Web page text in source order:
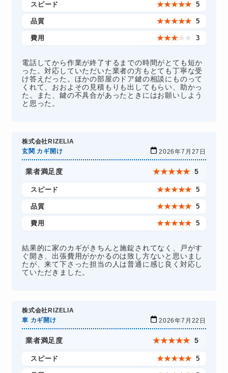
スピード ★★★★★ 5
品質 ★★★★★ 5
費用 ★★★ ★ ★ 3
電話してから作業が終了するまでの時間がとても短か
った。対応していただいた業者の方もとても丁寧な受
け答えだった。ほかの部屋のドア鍵の相談にものって
くれて、おおよその見積もりも出してもらい、助かっ
た。また、鍵の不具合があったときにはお願いしよう
と思った。
株式会社RIZELIA
玄関 カギ開け
2026年7月27日
業者満足度 ★★★★★ 5
スピード ★★★★★ 5
品質 ★★★★★ 5
費用 ★★★★★ 5
結果的に家のカギがきちんと施錠されてなく、戸がす
ぐ開き、出張費用がかかるのは致し方ないと思いまし
たが、来て下さった担当の人は普通に感じ良く対応し
ていただきました。
株式会社RIZELIA
車 カギ開け
2026年7月22日
業者満足度 ★★★★★ 5
スピード ★★★★★ 5